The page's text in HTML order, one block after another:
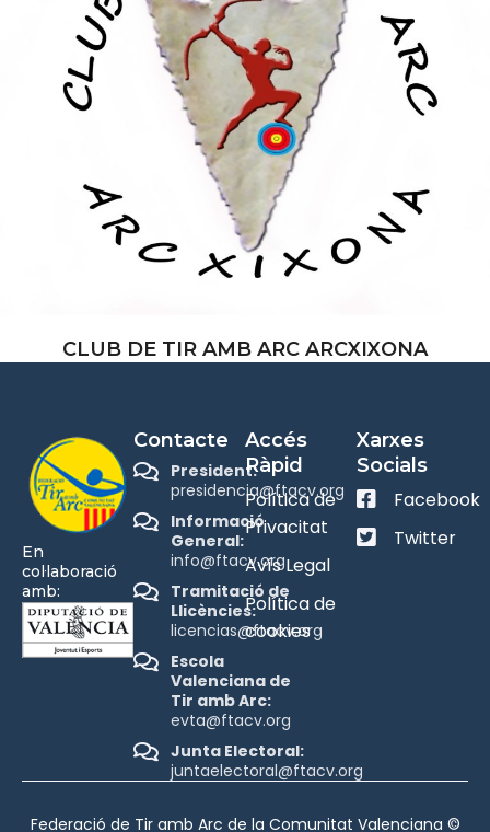
CLUB DE TIR AMB ARC ARCXIXONA
En
col·laboració
amb:
Contacte
President:
presidencia@ftacv.org
Informació
General:
info@ftacv.org
Tramitació de
Llicències:
licencias@ftacv.org
Escola
Valenciana de
Tir amb Arc:
evta@ftacv.org
Junta Electoral:
juntaelectoral@ftacv.org
Accés
Ràpid
Política de
Privacitat
Avís Legal
Política de
cookies
Xarxes
Socials
Facebook
Twitter
Federació de Tir amb Arc de la Comunitat Valenciana ©